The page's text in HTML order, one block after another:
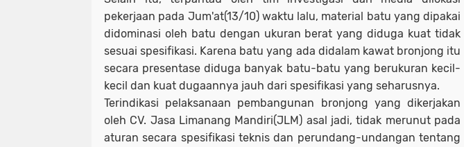
pekerjaan pada Jum'at(13/10) waktu lalu, material batu yang dipakai
didominasi oleh batu dengan ukuran berat yang diduga kuat tidak
sesuai spesifikasi. Karena batu yang ada didalam kawat bronjong itu
secara presentase diduga banyak batu-batu yang berukuran kecil-
kecil dan kuat dugaannya jauh dari spesifikasi yang seharusnya.
Terindikasi pelaksanaan pembangunan bronjong yang dikerjakan
oleh CV. Jasa Limanang Mandiri(JLM) asal jadi, tidak merunut pada
aturan secara spesifikasi teknis dan perundang-undangan tentang